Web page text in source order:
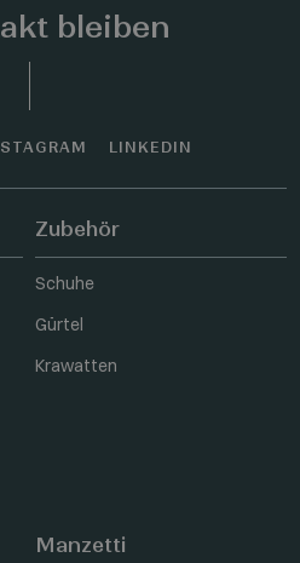
bleiben
LINKEDIN
Zubehör
Schuhe
Gürtel
Krawatten
Manzetti